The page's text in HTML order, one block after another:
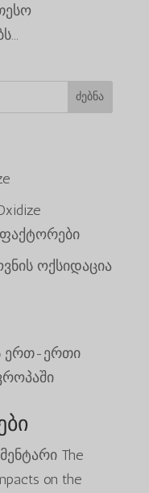
ძებნა
ოქსიდაცია
ერთ-ერთი
The
on the